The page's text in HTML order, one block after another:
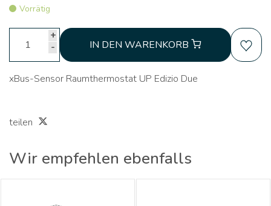
Vorrätig
+
-
IN DEN WARENKORB
xBus-Sensor Raumthermostat UP Edizio Due
teilen
Wir empfehlen ebenfalls